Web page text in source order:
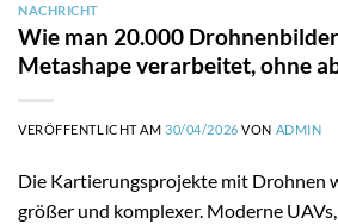
NACHRICHT
Wie man 20.000
Metashape verarbeitet, ohne
VERÖFFENTLICHT AM30/04/2026 VON ADMIN
Die Kartierungsprojekte mit Drohnen
größer und komplexer. Moderne